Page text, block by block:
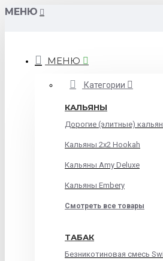
МЕНЮ
МЕНЮ
Категории
КАЛЬЯНЫ
Дорогие (элитные)
Кальяны 2х2 Hookah
Кальяны Amy Deluxe
Кальяны Embery
Смотреть все товары
ТАБАК
Безникотиновая смесь